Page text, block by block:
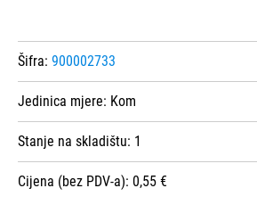
Šifra: 900002733
Jedinica mjere: Kom
Stanje na skladištu: 1
Cijena (bez PDV-a): 0,55 €